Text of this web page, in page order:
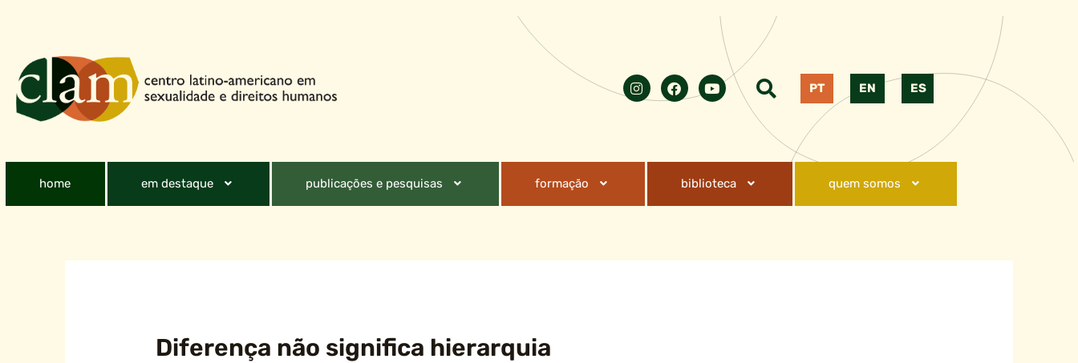
PT EN ES
home em destaque publicações e pesquisas formação biblioteca quem somos
Diferença não significa hierarquia